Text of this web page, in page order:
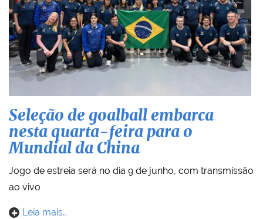
Seleção de goalball embarca
nesta quarta-feira para o
Mundial da China
Jogo de estreia será no dia 9 de junho, com transmissão
ao vivo
Leia mais…